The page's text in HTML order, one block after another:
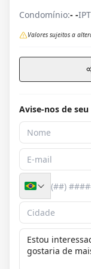
Condomínio:- -
Valores sujeitos a
Avise-nos de